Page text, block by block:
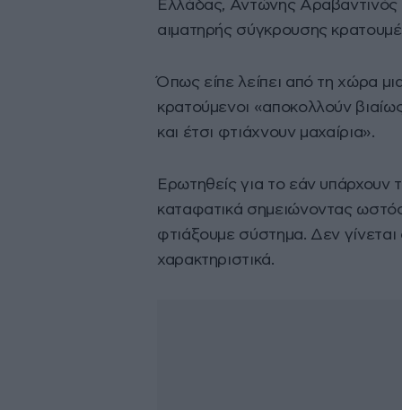
Ελλάδας, Αντώνης Αραβαντινός
αιματηρής σύγκρουσης
Όπως είπε λείπει από τη χώρα
κρατούμενοι «αποκολλούν
και έτσι φτιάχνουν μαχαίρια».
Ερωτηθείς για το εάν υπάρχουν
καταφατικά σημειώνοντας
φτιάξουμε σύστημα. Δεν
χαρακτηριστικά.